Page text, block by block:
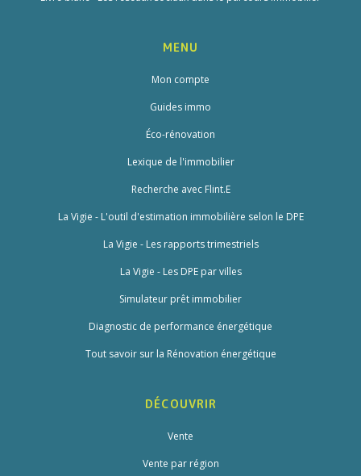
MENU
Mon compte
Guides immo
Éco-rénovation
Lexique de l'immobilier
Recherche avec Flint.E
La Vigie - L'outil d'estimation immobilière selon le DPE
La Vigie - Les rapports trimestriels
La Vigie - Les DPE par villes
Simulateur prêt immobilier
Diagnostic de performance énergétique
Tout savoir sur la Rénovation énergétique
DÉCOUVRIR
Vente
Vente par région